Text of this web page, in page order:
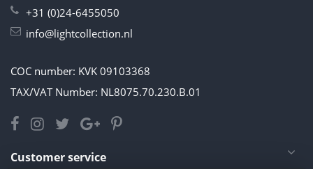
+31 (0)24-6455050
info@lightcollection.nl
COC number: KVK 09103368
TAX/VAT Number: NL8075.70.230.B.01
Customer service